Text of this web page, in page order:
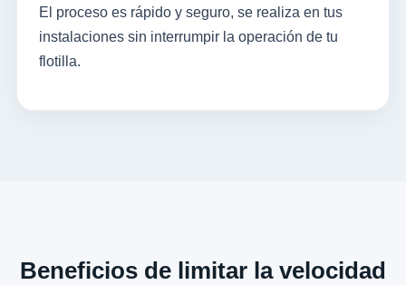
El proceso es rápido y seguro, se realiza en tus
instalaciones sin interrumpir la operación de tu
flotilla.
Beneficios de limitar la velocidad